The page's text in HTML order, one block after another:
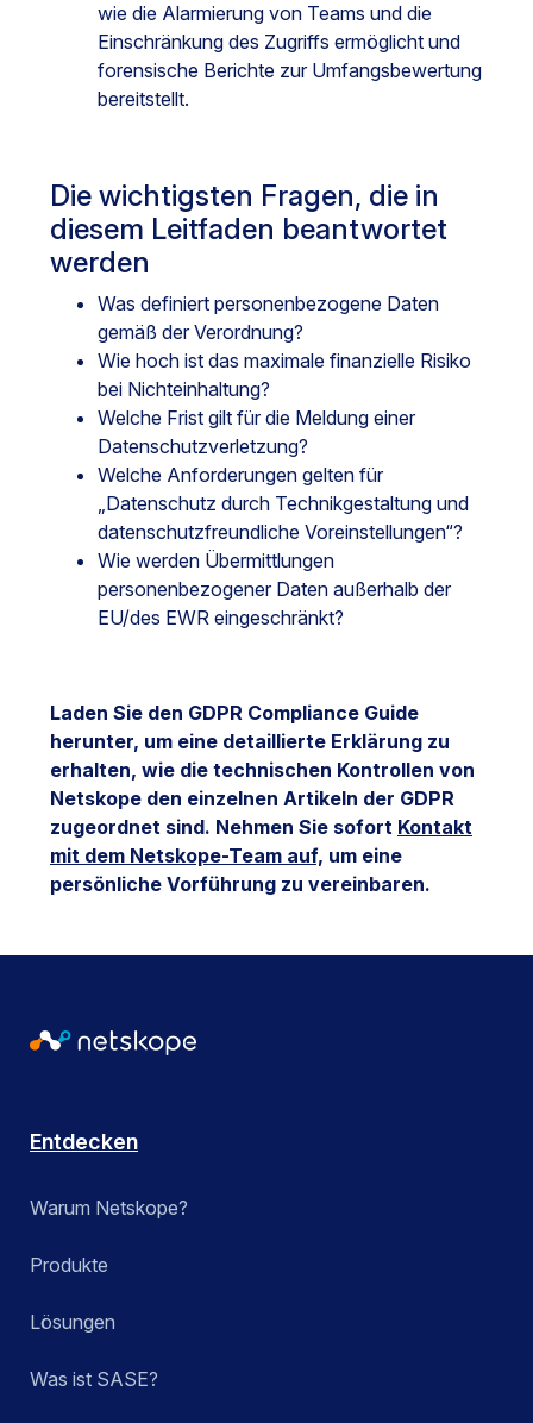
wie die Alarmierung von Teams und die
Einschränkung des Zugriffs ermöglicht und
forensische Berichte zur Umfangsbewertung
bereitstellt.
Die wichtigsten Fragen, die in
diesem Leitfaden beantwortet
werden
Was definiert personenbezogene Daten
gemäß der Verordnung?
Wie hoch ist das maximale finanzielle Risiko
bei Nichteinhaltung?
Welche Frist gilt für die Meldung einer
Datenschutzverletzung?
Welche Anforderungen gelten für
„Datenschutz durch Technikgestaltung und
datenschutzfreundliche Voreinstellungen“?
Wie werden Übermittlungen
personenbezogener Daten außerhalb der
EU/des EWR eingeschränkt?
Laden Sie den GDPR Compliance Guide
herunter, um eine detaillierte Erklärung zu
erhalten, wie die technischen Kontrollen von
Netskope den einzelnen Artikeln der GDPR
zugeordnet sind. Nehmen Sie sofort Kontakt
mit dem Netskope-Team auf, um eine
persönliche Vorführung zu vereinbaren.
Entdecken
Warum Netskope?
Produkte
Lösungen
Was ist SASE?